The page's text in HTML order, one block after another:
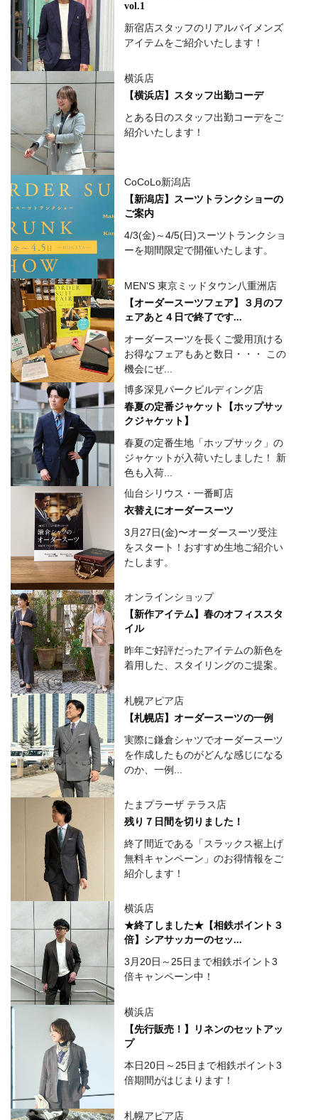
vol.1
新宿店スタッフのリアルバイメンズ
アイテムをご紹介いたします！
横浜店
【横浜店】スタッフ出勤コーデ
とある日のスタッフ出勤コーデをご
紹介いたします！
CoCoLo新潟店
【新潟店】スーツトランクショーの
ご案内
4/3(金)～4/5(日)スーツトランクショ
ーを期間限定で開催いたします。
MEN'S 東京ミッドタウン八重洲店
【オーダースーツフェア】３月のフ
ェアあと４日で終了です...
オーダースーツを長くご愛用頂ける
お得なフェアもあと数日・・・ この
機会にぜ...
博多深見パークビルディング店
春夏の定番ジャケット【ホップサッ
クジャケット】
春夏の定番生地「ホップサック」の
ジャケットが入荷いたしました！ 新
色も入荷...
仙台シリウス・一番町店
衣替えにオーダースーツ
3月27日(金)〜オーダースーツ受注
をスタート！おすすめ生地ご紹介い
たします。
オンラインショップ
【新作アイテム】春のオフィススタ
イル
昨年ご好評だったアイテムの新色を
着用した、スタイリングのご提案。
札幌アピア店
【札幌店】オーダースーツの一例
実際に鎌倉シャツでオーダースーツ
を作成したものがどんな感じになる
のか、一例...
たまプラーザ テラス店
残り７日間を切りました！
終了間近である「スラックス裾上げ
無料キャンペーン」のお得情報をご
紹介します！
横浜店
★終了しました★【相鉄ポイント３
倍】シアサッカーのセッ...
3月20日～25日まで相鉄ポイント3
倍キャンペーン中！
横浜店
【先行販売！】リネンのセットアッ
プ
本日20日～25日まで相鉄ポイント3
倍期間がはじまります！
札幌アピア店